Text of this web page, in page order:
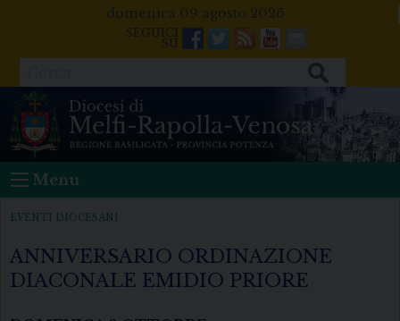
domenica 09 agosto 2026
Facebook
Twitter
FeedsYoutube
Mail
Menu
EVENTI DIOCESANI
ANNIVERSARIO ORDINAZIONE
DIACONALE EMIDIO PRIORE